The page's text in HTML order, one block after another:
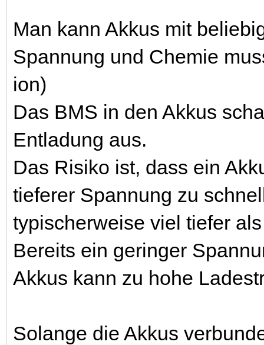
Man kann Akkus mit
Spannung und Chemie
ion)
Das BMS in den Akkus
Entladung aus.
Das Risiko ist, dass ein
tieferer Spannung zu
typischerweise viel tiefer
Bereits ein geringer
Akkus kann zu hohe
Solange die Akkus